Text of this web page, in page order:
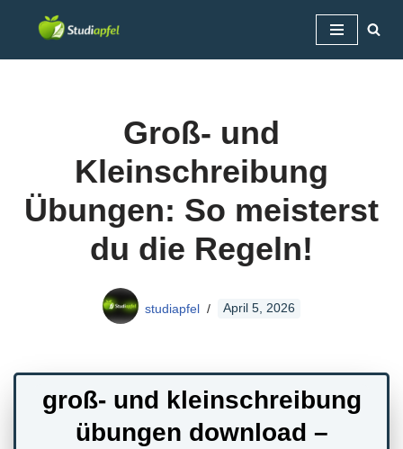
Groß- und
Kleinschreibung
Übungen: So meisterst
du die Regeln!
studiapfel April 5, 2026
groß- und kleinschreibung
übungen download –